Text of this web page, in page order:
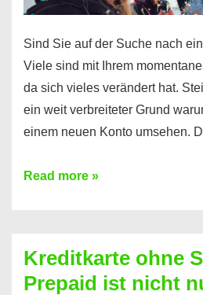
Sind Sie auf der Suche nach
Viele sind mit Ihrem
da sich vieles verändert hat.
ein weit verbreiteter Grund
einem neuen Konto umsehen.
Konto
Neueröffnung
trotz
Read more »
Kreditkarte ohne
Prepaid ist nicht